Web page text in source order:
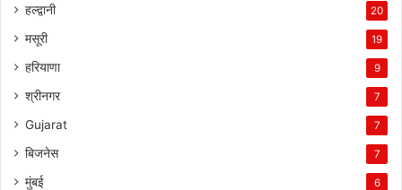
हल्द्वानी 20
मसूरी 19
हरियाणा 9
श्रीनगर 7
Gujarat 7
बिजनेस 7
मुंबई 6